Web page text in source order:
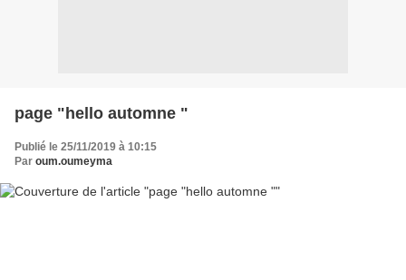
page "hello automne "
Publié le 25/11/2019 à 10:15
Par oum.oumeyma